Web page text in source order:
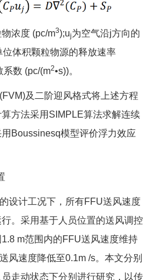
浓度 (pc/m3);uj为空气沿j方向的
位体积颗粒物源的释放速率
系数 (pc/(m2•s))。
及二阶迎风格式将上述方程
方法采用SIMPLE算法求解连续
Boussinesq模型评价浮力效应
计工况下，所有FFU送风速度
。采用基于人员位置的送风调控
m范围内的FFU送风速度维持
风速度降低至0.1m /s。本文分别
走动状态下分别进行研究，以传